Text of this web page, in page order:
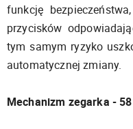
funkcję
przycisków
tym samym ryzyko
automatycznej zmiany.
Mechanizm zegarka -